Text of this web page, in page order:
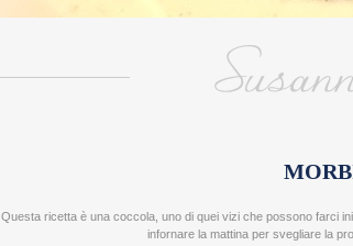
Questa ricetta è una coccola, uno di quei vizi che possono farci
infornare la mattina per svegliare la